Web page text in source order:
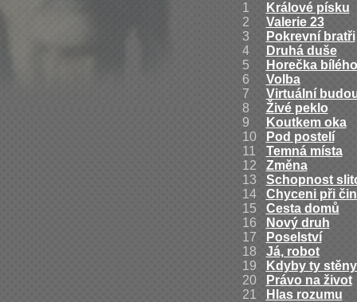
1
Králové písku
2
Valerie 23
3
Pokrevní bratři
4
Druhá duše
5
Horečka
6
Volba
7
Virtuální
8
Živé peklo
9
Koutkem oka
10
Pod postelí
11
Temná místa
12
Změna
13
Schopnost
14
Chyceni při
15
Cesta domů
16
Nový druh
17
Poselství
18
Já, robot
19
Kdyby ty
20
Právo na život
21
Hlas rozumu